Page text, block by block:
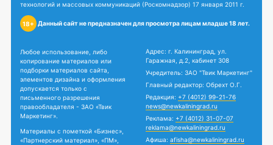
технологий и массовых коммуникаций (Роскомнадзор) 17 января 2011 г.
18+ Данный сайт не предназначен для просмотра лицам младше 18 лет.
Любое использование, либо
копирование материалов или
подборки материалов сайта,
элементов дизайна и оформления
допускается только с
письменного разрешения
правообладателя - ЗАО «Твик
Маркетинг».
Материалы с пометкой «Бизнес»,
«Партнерский материал», «ПМ»,
Адрес: г. Калининград, ул.
Гаражная, д.2, кабинет 308
Учредитель: ЗАО "Твик Маркетинг"
Главный редактор: Обрехт О.Г.
Редакция: +7 (4012) 99-21-76
news@newkaliningrad.ru
Реклама: +7 (4012) 31-07-07
reklama@newkaliningrad.ru
Афиша: afisha@newkaliningrad.ru